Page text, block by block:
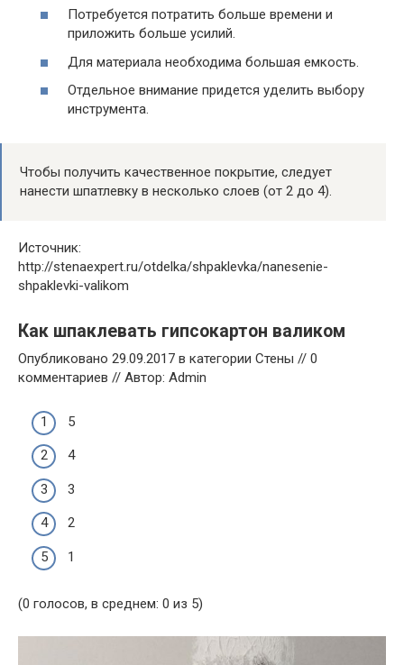
Потребуется потратить больше времени и
приложить больше усилий.
Для материала необходима большая емкость.
Отдельное внимание придется уделить выбору
инструмента.
Чтобы получить качественное покрытие, следует
нанести шпатлевку в несколько слоев (от 2 до 4).
Источник:
http://stenaexpert.ru/otdelka/shpaklevka/nanesenie-
shpaklevki-valikom
Как шпаклевать гипсокартон валиком
Опубликовано 29.09.2017 в категории Стены // 0
комментариев // Автор: Admin
5
4
3
2
1
(0 голосов, в среднем: 0 из 5)